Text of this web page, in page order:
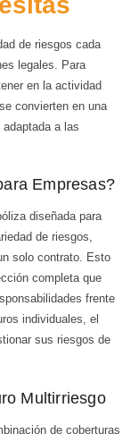
de riesgos cada
legales. Para
en la actividad
se convierten en una
a las
Empresas?
diseñada para
de riesgos,
solo contrato. Esto
completa que
frente
individuales, el
sus riesgos de
Multirriesgo
de coberturas